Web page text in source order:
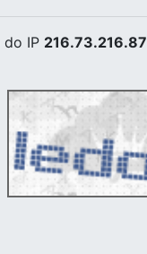
do IP 216.73.216.87